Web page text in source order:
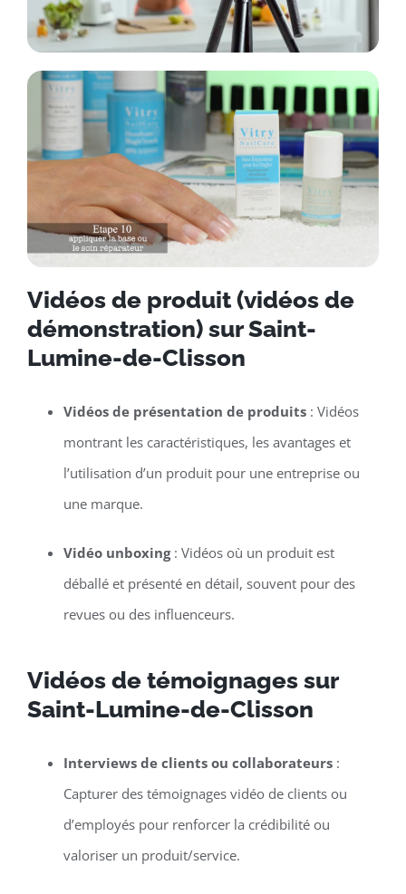
Vidéos de produit (vidéos de
démonstration) sur Saint-
Lumine-de-Clisson
Vidéos de présentation de produits: Vidéos
montrant les caractéristiques, les avantages et
l’utilisation d’un produit pour une entreprise ou
une marque.
Vidéo unboxing: Vidéos où un produit est
déballé et présenté en détail, souvent pour des
revues ou des influenceurs.
Vidéos de témoignages sur
Saint-Lumine-de-Clisson
Interviews de clients ou collaborateurs:
Capturer des témoignages vidéo de clients ou
d’employés pour renforcer la crédibilité ou
valoriser un produit/service.